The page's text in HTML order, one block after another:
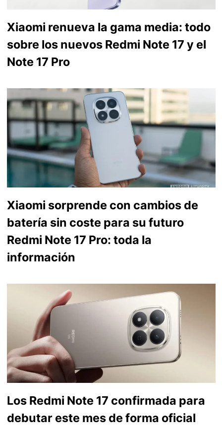
Xiaomi renueva la gama media: todo
sobre los nuevos Redmi Note 17 y el
Note 17 Pro
Xiaomi sorprende con cambios de
batería sin coste para su futuro
Redmi Note 17 Pro: toda la
información
Los Redmi Note 17 confirmada para
debutar este mes de forma oficial